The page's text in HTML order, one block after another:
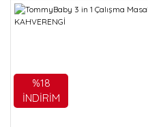
%18
İNDİRİM